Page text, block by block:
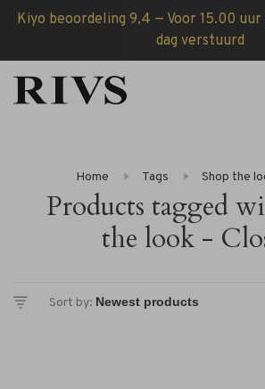
Kiyo beoordeling 9,4 — Voor 15.00
dag verstuurd
Home Tags Shop the
Products tagged
the look -
Sort by: